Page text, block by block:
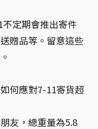
不定期會推出寄件
贈品等。留意這些
何應對7-11寄貨超
友，總重量為5.8